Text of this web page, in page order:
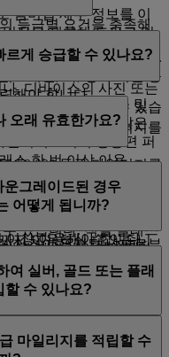
멤버십 세부 정보를 이
전을 제공해 드리고 있
'로 이동하고 아래로 스
, 디바이스의 사진 또는
빠르게 액세스할 수 있습
등급별 요건을 충족해
일리지 + 적격 항공편 퍼
스 한 번 이상 이용
지가 충족되면 현재 상
강등됩니다.
자격이 유지된 날짜로부
자동 설정됩니다.
번 평가될 수 있습니다.
12개월, 즉, 평가 기간 동
해야 합니다.
25,000 등급 마일리지를
50,000 등급 마일리지를
려면 150,000 등급 마일
이상 이용해야 합니다.
토 날짜에 대한 정보는내
분한 등급 마일리지를
르게 승급할 수 있나요?
면 에미레이트 항공 및
주 여행할수록 더 많은
및 Flex Plus 등 더 비싼
지가 더 많이 적립되어
있습니다. 객실 클래스
해 자세히 알아보려면
키지를 구독하면
마일리지가 20% 더 많이
Skywards+페이지를 방
오래 유효한가요?
실버 등급에 도달했다면
지 이용하실 수 있습니
다.
그레이드된 경우
어떻게 됩니까?
사용 Skywards 마일리지
용됩니다. 이를 통해 마
실버, 골드 또는 플래
할 수 있나요?
마일리지를 적립할 수